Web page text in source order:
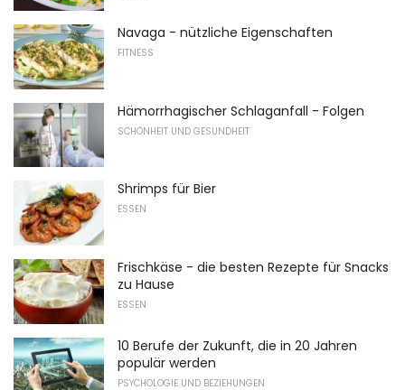
Navaga - nützliche Eigenschaften
FITNESS
Hämorrhagischer Schlaganfall - Folgen
SCHÖNHEIT UND GESUNDHEIT
Shrimps für Bier
ESSEN
Frischkäse - die besten Rezepte für Snacks
zu Hause
ESSEN
10 Berufe der Zukunft, die in 20 Jahren
populär werden
PSYCHOLOGIE UND BEZIEHUNGEN